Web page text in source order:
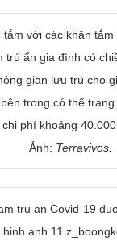
tắm với các khăn
trú ẩn gia đình có
gian lưu trú cho
trong có thể
phí khoảng
Ảnh: Terravivos.